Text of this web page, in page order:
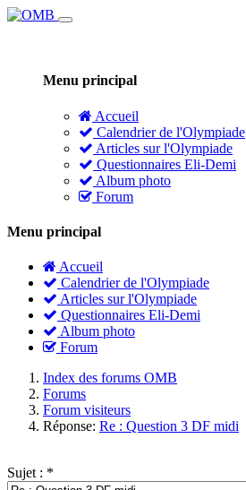
Menu principal
Accueil
Calendrier de l'Olympiade
Articles sur l'Olympiade
Questionnaires Eli-Demi
Album photo
Forum
Menu principal
Accueil
Calendrier de l'Olympiade
Articles sur l'Olympiade
Questionnaires Eli-Demi
Album photo
Forum
Index des forums OMB
Forums
Forum visiteurs
Réponse: Re : Question 3 DF midi
Sujet : *